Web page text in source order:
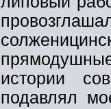
истории
подавлял